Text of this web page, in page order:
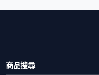
商品搜尋